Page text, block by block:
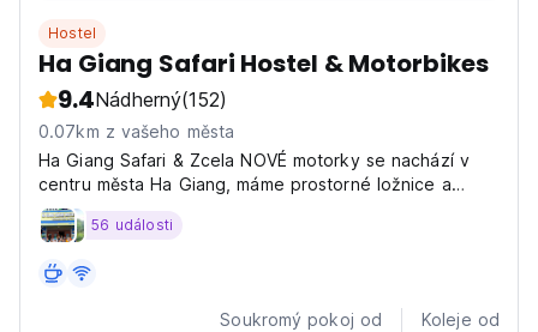
Hostel
Ha Giang Safari Hostel & Motorbikes
9.4Nádherný(152)
0.07km z vašeho města
Ha Giang Safari & Zcela NOVÉ motorky se nachází v
centru města Ha Giang, máme prostorné ložnice a
pohodlné pokoje.
56 události
Soukromý pokoj od Koleje od